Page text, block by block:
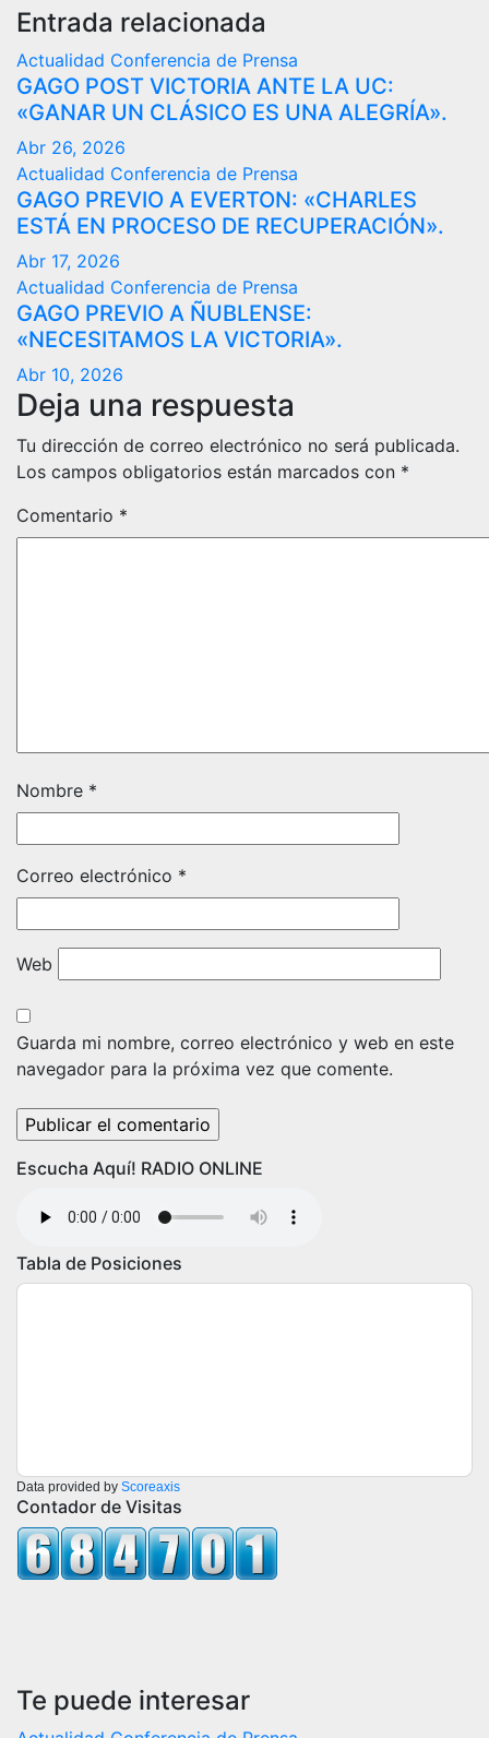
entradas
Entrada relacionada
Actualidad Conferencia de Prensa
GAGO POST VICTORIA ANTE LA UC:
«GANAR UN CLÁSICO ES UNA ALEGRÍA».
Abr 26, 2026
Actualidad Conferencia de Prensa
GAGO PREVIO A EVERTON: «CHARLES
ESTÁ EN PROCESO DE RECUPERACIÓN».
Abr 17, 2026
Actualidad Conferencia de Prensa
GAGO PREVIO A ÑUBLENSE:
«NECESITAMOS LA VICTORIA».
Abr 10, 2026
Deja una respuesta
Tu dirección de correo electrónico no será publicada.
Los campos obligatorios están marcados con *
Comentario *
Nombre *
Correo electrónico *
Web
Guarda mi nombre, correo electrónico y web en este
navegador para la próxima vez que comente.
Escucha Aquí! RADIO ONLINE
Tabla de Posiciones
Data provided by Scoreaxis
Contador de Visitas
Te puede interesar